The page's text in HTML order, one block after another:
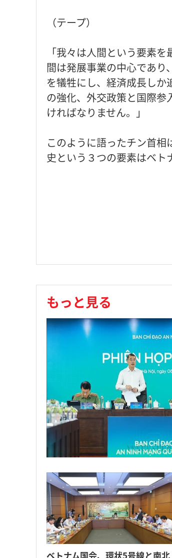
（テープ）
「我々は人間という要素
間は発展事業の中心であり
を犠牲にし、経済成長し
の強化、外交政策と国際
ければなりません。」
このように語ったチン首
史という３つの要素はベト
もっと見る
ベトナム国会、環状5号線と南北